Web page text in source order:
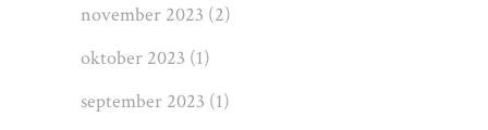
november 2023 (2)
oktober 2023 (1)
september 2023 (1)